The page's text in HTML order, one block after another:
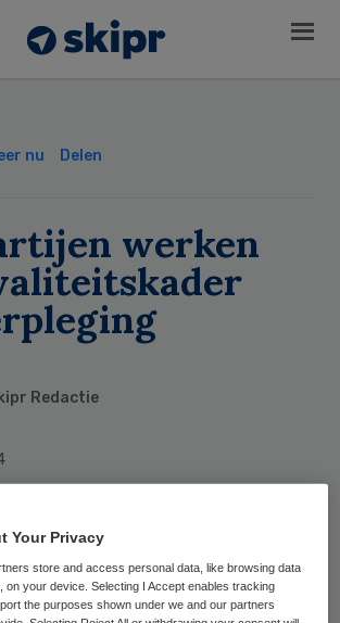
nu Delen
werken
Redactie
Thuiszorg Nederland
Patiëntenfederatie,
Your Privacy
store and access personal data, like browsing data
on your device. Selecting I Accept enables tracking
the purposes shown under we and our partners